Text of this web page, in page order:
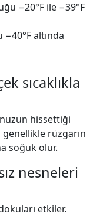
−20°F ile −39°F
altında
sıcaklıkla
hissettiği
genellikle rüzgarın
soğuk olur.
nesneleri
etkiler.